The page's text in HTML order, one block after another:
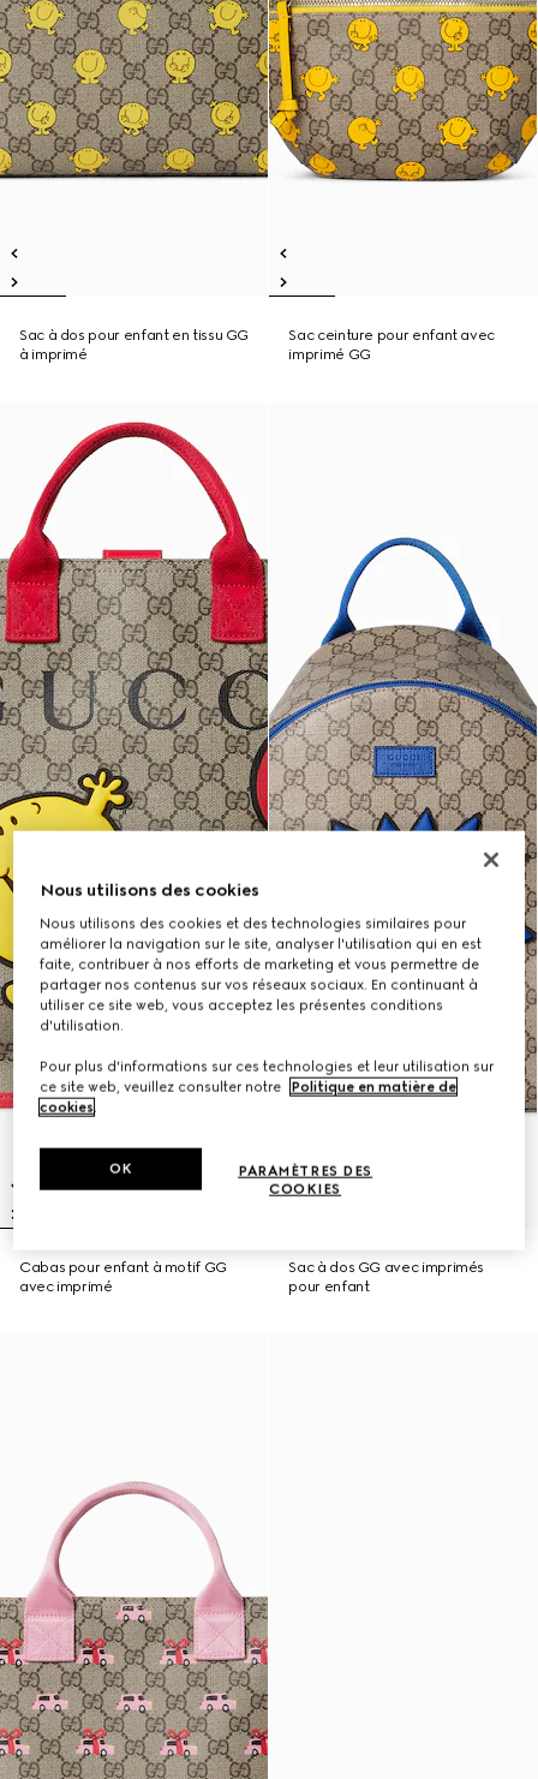
Sac à dos pour enfant en tissu GG
à imprimé
Sac ceinture pour enfant avec
imprimé GG
Cabas pour enfant à motif GG
avec imprimé
Sac à dos GG avec imprimés
pour enfant
Nous utilisons des cookies
Nous utilisons des cookies et des technologies similaires pour
améliorer la navigation sur le site, analyser l'utilisation qui en est
faite, contribuer à nos efforts de marketing et vous permettre de
partager nos contenus sur vos réseaux sociaux. En continuant à
utiliser ce site web, vous acceptez les présentes conditions
d'utilisation.
Pour plus d'informations sur ces technologies et leur utilisation sur
ce site web, veuillez consulter notre
Politique en matière de
cookies.
PARAMÈTRES DES
COOKIES
OK